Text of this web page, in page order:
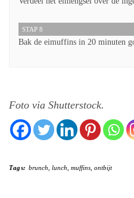
STAP 8
Bak de eimuffins in 20 minuten
Foto via Shutterstock.
Tags: brunch lunch muffins, ontbijt